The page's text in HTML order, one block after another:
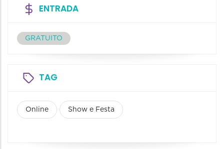
ENTRADA
GRATUITO
TAG
Online Show e Festa